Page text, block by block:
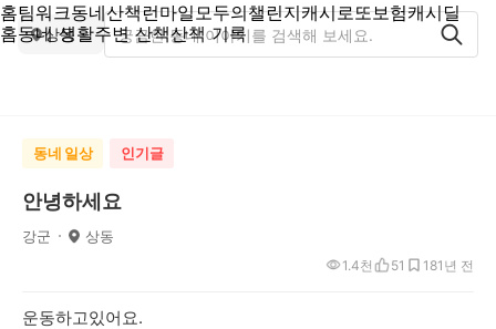
홈팀워크동네산책런마일모두의챌린지캐시로또보험캐시딜
홈동네 생활주변 산책산책 기록
상동
동네 일상 인기글
안녕하세요
강군 상동
1년 전
1.4천 51 18
운동하고있어요.